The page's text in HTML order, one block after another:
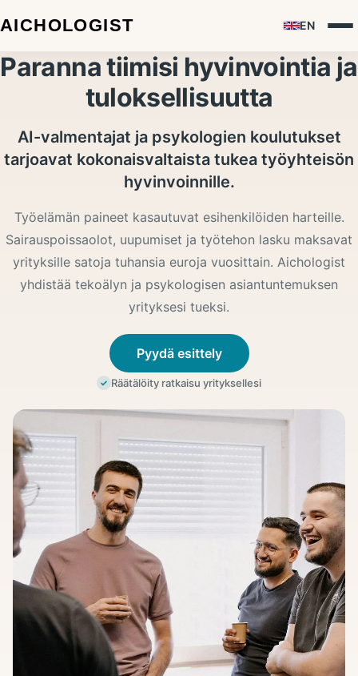
EN
Paranna tiimisi hyvinvointia ja
tuloksellisuutta
AI-valmentajat ja psykologien koulutukset
tarjoavat kokonaisvaltaista tukea työyhteisön
hyvinvoinnille.
Työelämän paineet kasautuvat esihenkilöiden harteille.
Sairauspoissaolot, uupumiset ja työtehon lasku maksavat
yrityksille satoja tuhansia euroja vuosittain. Aichologist
yhdistää tekoälyn ja psykologisen asiantuntemuksen
yrityksesi tueksi.
Pyydä esittely
Räätälöity ratkaisu yrityksellesi